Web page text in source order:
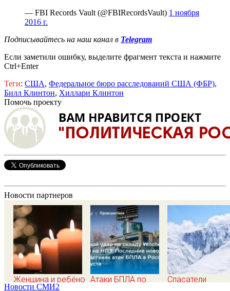
— FBI Records Vault (@FBIRecordsVault) 1 ноября
2016 г.
Подписывайтесь на наш канал в Telegram
Если заметили ошибку, выделите фрагмент текста и нажмите
Ctrl+Enter
Теги: США, Федеральное бюро расследований США (ФБР),
Билл Клинтон, Хиллари Клинтон
Помочь проекту
Новости партнеров
Женщина и ребёнок Атаки БПЛА по
Спасатели
Новости СМИ2